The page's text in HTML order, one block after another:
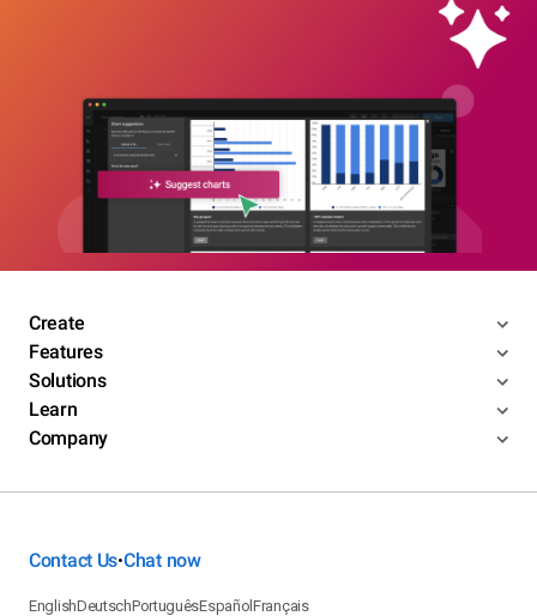
Create
Features
Solutions
Learn
Company
Contact Us•Chat now
EnglishDeutschPortuguêsEspañolFrançais